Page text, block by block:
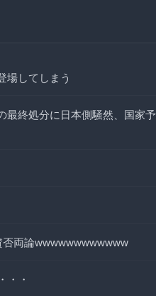
場してしまう
最終処分に日本側騒然、国家
否両論wwwwwwwwwwww
・・